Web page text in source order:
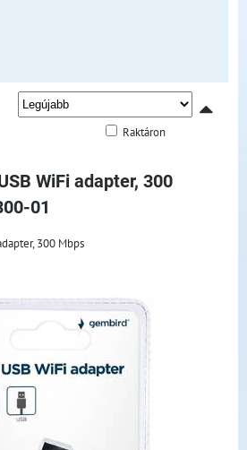
Raktáron
WiFi adapter, 300
01
300 Mbps